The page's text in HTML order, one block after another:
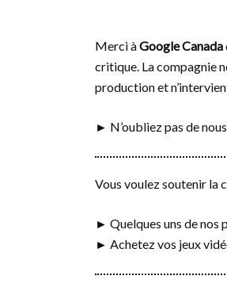
Merci àGoogle Canada
critique. La compagnie
production et
► N’oubliez pas de
Vous voulez soutenir la
► Quelques uns de nos
► Achetez vos jeux